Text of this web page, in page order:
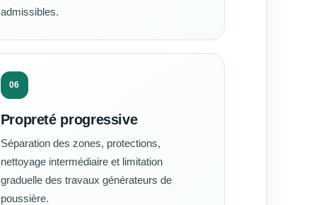
admissibles.
06
Propreté progressive
Séparation des zones, protections,
nettoyage intermédiaire et limitation
graduelle des travaux générateurs de
poussière.